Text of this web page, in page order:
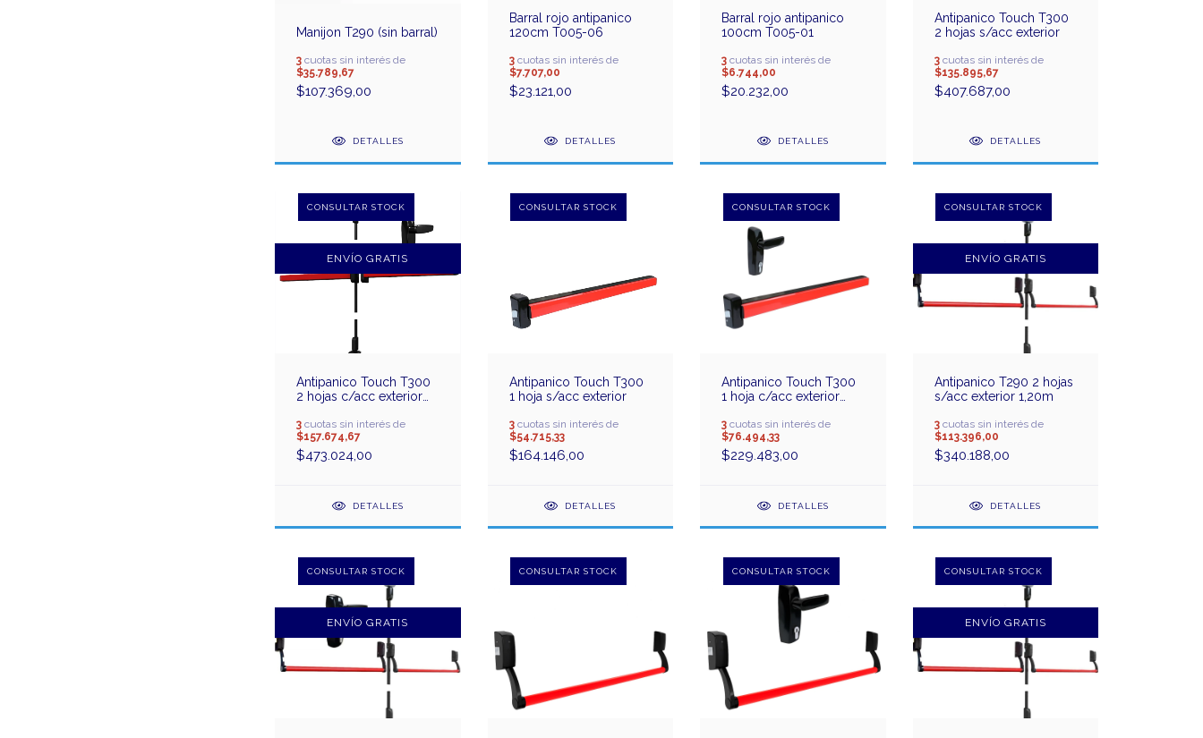
Manijon T290 (sin barral)
3 cuotas sin interés de
$35.789,67
$107.369,00
DETALLES
Barral rojo antipanico
120cm T005-06
3cuotas sin interés de
$7.707,00
$23.121,00
DETALLES
Barral rojo antipanico
100cm T005-01
3 cuotas sin interés de
$6.744,00
$20.232,00
DETALLES
Antipanico Touch T300
2 hojas s/acc exterior
3cuotas sin interés de
$135.895,67
$407.687,00
DETALLES
ENVÍO GRATIS
Antipanico Touch T300
2 hojas c/acc exterior
3 cuotas sin interés de
$157.674,67
$473.024,00
DETALLES
Antipanico Touch T300
1 hoja s/acc exterior
3cuotas sin interés de
$54.715,33
$164.146,00
DETALLES
Antipanico Touch T300
1 hoja c/acc exterior
3 cuotas sin interés de
$76.494,33
$229.483,00
DETALLES
ENVÍO GRATIS
Antipanico T290 2 hojas
s/acc exterior 1,20m
3cuotas sin interés de
$113.396,00
$340.188,00
DETALLES
ENVÍO GRATIS ENVÍO GRATIS